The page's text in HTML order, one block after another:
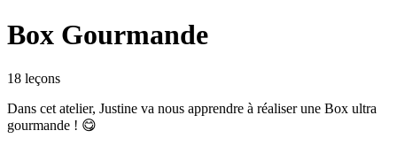
Box Gourmande
18 leçons
Dans cet atelier, Justine va nous apprendre à réaliser une Box ultra
gourmande ! 😋